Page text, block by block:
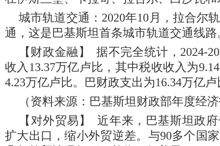
城市轨道交通：2020年10月，拉合尔
通，这是巴基斯坦首条城市轨道交通线路
【财政金融】 据不完全统计，2024-
收入13.37万亿卢比，其中税收收入为
4.23万亿卢比。巴财政支出为16.34万亿
（资料来源：巴基斯坦财政部年度经
【对外贸易】 近年来，巴基斯坦政
扩大出口，缩小外贸逆差。与90多个国